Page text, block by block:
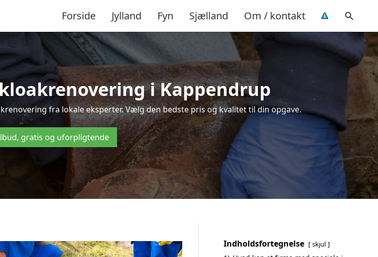
Forside Jylland Fyn Sjælland Om / kontakt
i Kappendrup
fra lokale eksperter. Vælg den bedste pris og kvalitet til din opgave.
gratis og uforpligtende
Indholdsfortegnelse skjul